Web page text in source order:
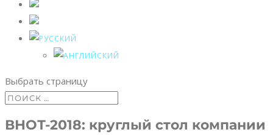
Выбрать страницу
ВНОТ-2018: круглый стол компании